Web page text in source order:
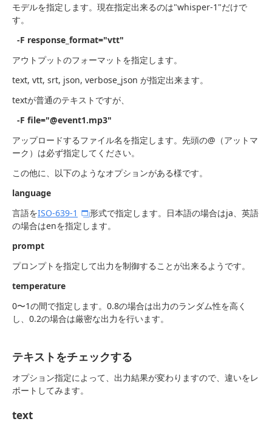
モデルを指定します。現在指定出来るのは"whisper-1"だけで
す。
-F response_format="vtt"
アウトプットのフォーマットを指定します。
text, vtt, srt, json, verbose_json が指定出来ます。
textが普通のテキストですが、
-F file="@event1.mp3"
アップロードするファイル名を指定します。先頭の@（アットマ
ーク）は必ず指定してください。
この他に、以下のようなオプションがある様です。
language
言語をISO-639-1
形式で指定します。日本語の場合はja、英語
の場合はenを指定します。
prompt
プロンプトを指定して出力を制御することが出来るようです。
temperature
0〜1の間で指定します。0.8の場合は出力のランダム性を高く
し、0.2の場合は厳密な出力を行います。
テキストをチェックする
オプション指定によって、出力結果が変わりますので、違いをレ
ポートしてみます。
text